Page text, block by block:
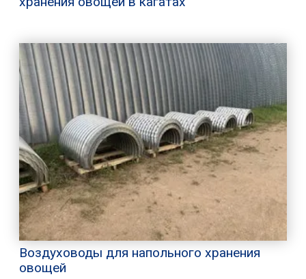
Воздуховоды для напольного хранения
овощей